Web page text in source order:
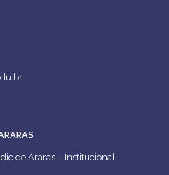
de Araras – Institucional